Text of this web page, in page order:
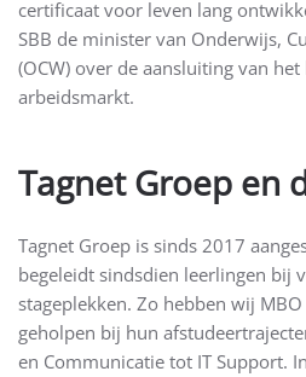
certificaat voor leven lang
SBB de minister van Onderwijs,
(OCW) over de aansluiting van
arbeidsmarkt.
Tagnet Groep en
Tagnet Groep is sinds 2017
begeleidt sindsdien leerlingen bij
stageplekken. Zo hebben wij
geholpen bij hun
en Communicatie tot IT Support.